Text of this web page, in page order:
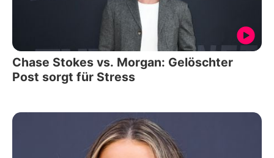
Chase Stokes vs. Morgan: Gelöschter
Post sorgt für Stress